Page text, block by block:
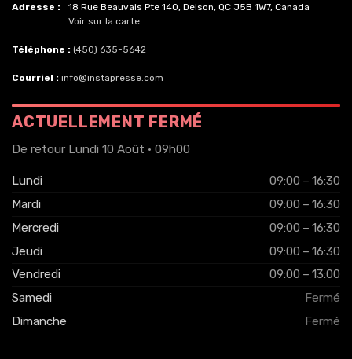
Adresse :
18 Rue Beauvais Pte 140, Delson, QC J5B 1W7, Canada
Voir sur la carte
Téléphone : (450) 635-5642
Courriel : info@instapresse.com
ACTUELLEMENT FERMÉ
De retour Lundi 10 Août · 09h00
Lundi
09:00 – 16:30
Mardi
09:00 – 16:30
Mercredi
09:00 – 16:30
Jeudi
09:00 – 16:30
Vendredi
09:00 – 13:00
Samedi
Fermé
Dimanche
Fermé